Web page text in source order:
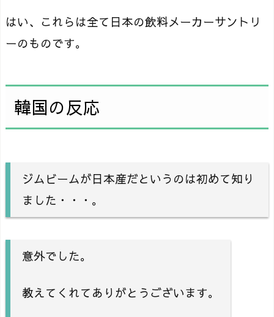
はい、これらは全て日本の飲料メーカーサントリ
ーのものです。
韓国の反応
ジムビームが日本産だというのは初めて知り
ました・・・。
意外でした。
教えてくれてありがとうございます。